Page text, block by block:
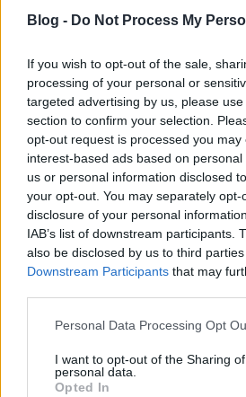
Blog - Do Not Process My
If you wish to opt-out of the sale,
processing of your personal or
targeted advertising by us, please
section to confirm your selection.
opt-out request is processed you may
interest-based ads based on
us or personal information disclosed
your opt-out. You may separately
disclosure of your personal
IAB’s list of downstream participants.
also be disclosed by us to third
Downstream Participants that may
Please note that this website/app
not limited to your visit or usage
grant or deny consent to Google and
Personal Data Processing Opt
I want to opt-out of the Sharing
personal data.
Opted In